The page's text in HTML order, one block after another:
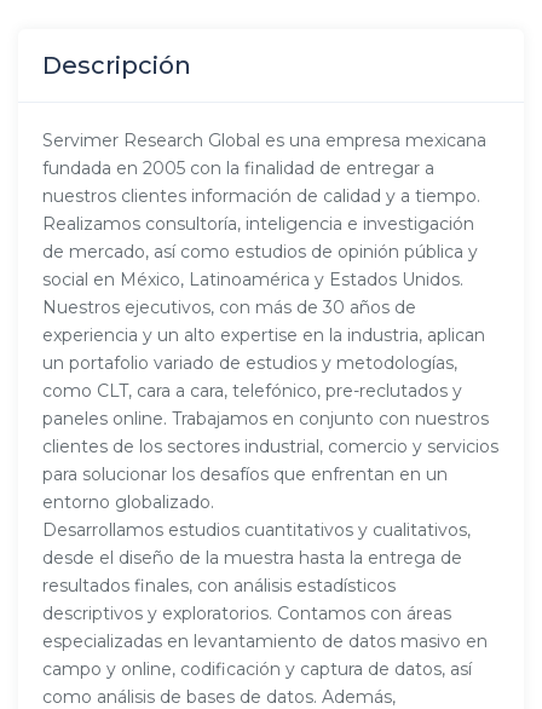
Descripción
Servimer Research Global es una empresa mexicana
fundada en 2005 con la finalidad de entregar a
nuestros clientes información de calidad y a tiempo.
Realizamos consultoría, inteligencia e investigación
de mercado, así como estudios de opinión pública y
social en México, Latinoamérica y Estados Unidos.
Nuestros ejecutivos, con más de 30 años de
experiencia y un alto expertise en la industria, aplican
un portafolio variado de estudios y metodologías,
como CLT, cara a cara, telefónico, pre-reclutados y
paneles online. Trabajamos en conjunto con nuestros
clientes de los sectores industrial, comercio y servicios
para solucionar los desafíos que enfrentan en un
entorno globalizado.
Desarrollamos estudios cuantitativos y cualitativos,
desde el diseño de la muestra hasta la entrega de
resultados finales, con análisis estadísticos
descriptivos y exploratorios. Contamos con áreas
especializadas en levantamiento de datos masivo en
campo y online, codificación y captura de datos, así
como análisis de bases de datos. Además,